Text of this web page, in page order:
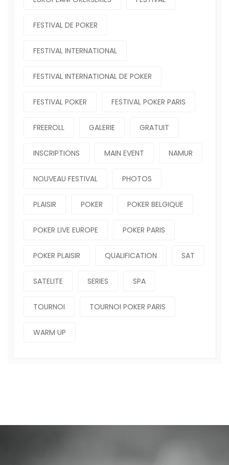
FESTIVAL DE POKER
FESTIVAL INTERNATIONAL
FESTIVAL INTERNATIONAL DE POKER
FESTIVAL POKER FESTIVAL POKER PARIS
FREEROLL GALERIE GRATUIT
INSCRIPTIONS MAIN EVENT NAMUR
NOUVEAU FESTIVAL PHOTOS
PLAISIR POKER POKER BELGIQUE
POKER LIVE EUROPE POKER PARIS
POKER PLAISIR QUALIFICATION SAT
SATELITE SERIES SPA
TOURNOI TOURNOI POKER PARIS
WARM UP